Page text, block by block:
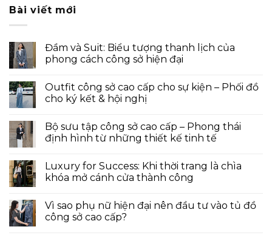
Bài viết mới
Đầm và Suit: Biểu tượng thanh lịch của
phong cách công sở hiện đại
Outfit công sở cao cấp cho sự kiện – Phối đồ
cho ký kết & hội nghị
Bộ sưu tập công sở cao cấp – Phong thái
định hình từ những thiết kế tinh tế
Luxury for Success: Khi thời trang là chìa
khóa mở cánh cửa thành công
Vì sao phụ nữ hiện đại nên đầu tư vào tủ đồ
công sở cao cấp?